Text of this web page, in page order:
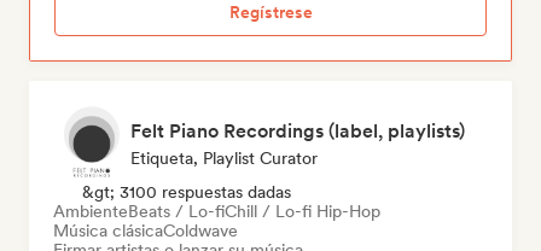
Regístrese
Felt Piano Recordings (label, playlists)
Etiqueta, Playlist Curator
&gt; 3100 respuestas dadas
AmbienteBeats / Lo-fiChill / Lo-fi Hip-Hop
Música clásicaColdwave